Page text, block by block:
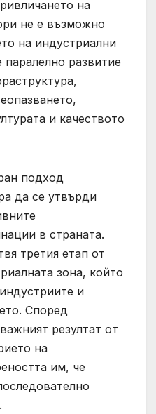
на
не е възможно
на индустриални
развитие
и качеството
подход
да се утвърди
в страната.
третия етап от
зона, който
и
Според
резултат от
на
им, че